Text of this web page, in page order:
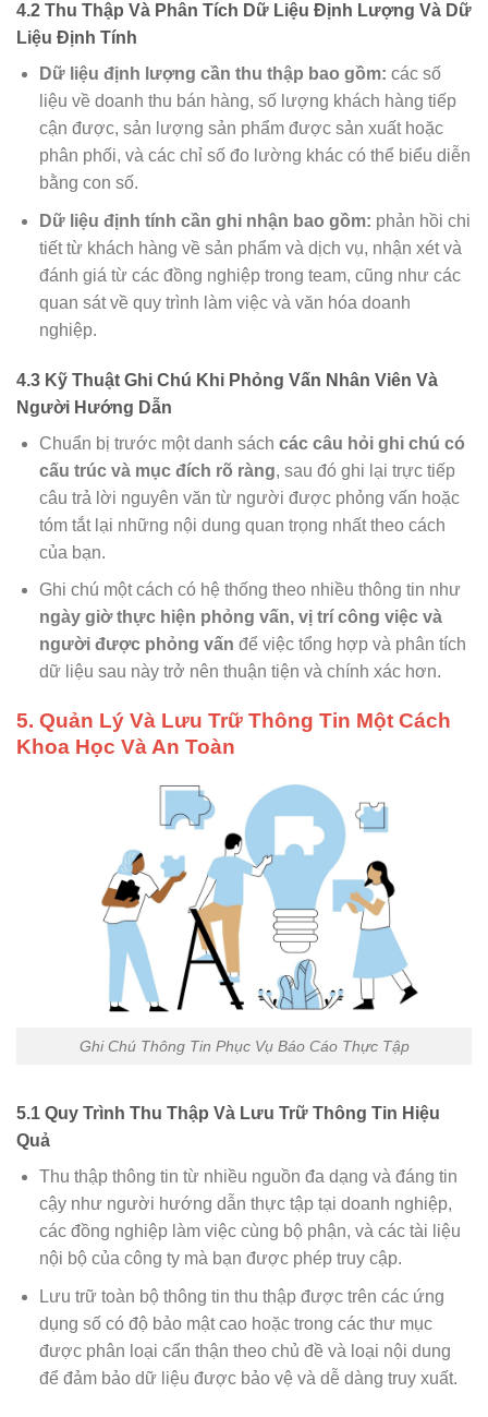
4.2 Thu Thập Và Phân Tích Dữ Liệu Định Lượng Và Dữ
Liệu Định Tính
Dữ liệu định lượng cần thu thập bao gồm: các số
liệu về doanh thu bán hàng, số lượng khách hàng tiếp
cận được, sản lượng sản phẩm được sản xuất hoặc
phân phối, và các chỉ số đo lường khác có thể biểu diễn
bằng con số.
Dữ liệu định tính cần ghi nhận bao gồm: phản hồi chi
tiết từ khách hàng về sản phẩm và dịch vụ, nhận xét và
đánh giá từ các đồng nghiệp trong team, cũng như các
quan sát về quy trình làm việc và văn hóa doanh
nghiệp.
4.3 Kỹ Thuật Ghi Chú Khi Phỏng Vấn Nhân Viên Và
Người Hướng Dẫn
Chuẩn bị trước một danh sách các câu hỏi ghi chú có
cấu trúc và mục đích rõ ràng, sau đó ghi lại trực tiếp
câu trả lời nguyên văn từ người được phỏng vấn hoặc
tóm tắt lại những nội dung quan trọng nhất theo cách
của bạn.
Ghi chú một cách có hệ thống theo nhiều thông tin như
ngày giờ thực hiện phỏng vấn, vị trí công việc và
người được phỏng vấn để việc tổng hợp và phân tích
dữ liệu sau này trở nên thuận tiện và chính xác hơn.
5. Quản Lý Và Lưu Trữ Thông Tin Một Cách
Khoa Học Và An Toàn
Ghi Chú Thông Tin Phục Vụ Báo Cáo Thực Tập
5.1 Quy Trình Thu Thập Và Lưu Trữ Thông Tin Hiệu
Quả
Thu thập thông tin từ nhiều nguồn đa dạng và đáng tin
cậy như người hướng dẫn thực tập tại doanh nghiệp,
các đồng nghiệp làm việc cùng bộ phận, và các tài liệu
nội bộ của công ty mà bạn được phép truy cập.
Lưu trữ toàn bộ thông tin thu thập được trên các ứng
dụng số có độ bảo mật cao hoặc trong các thư mục
được phân loại cẩn thận theo chủ đề và loại nội dung
để đảm bảo dữ liệu được bảo vệ và dễ dàng truy xuất.